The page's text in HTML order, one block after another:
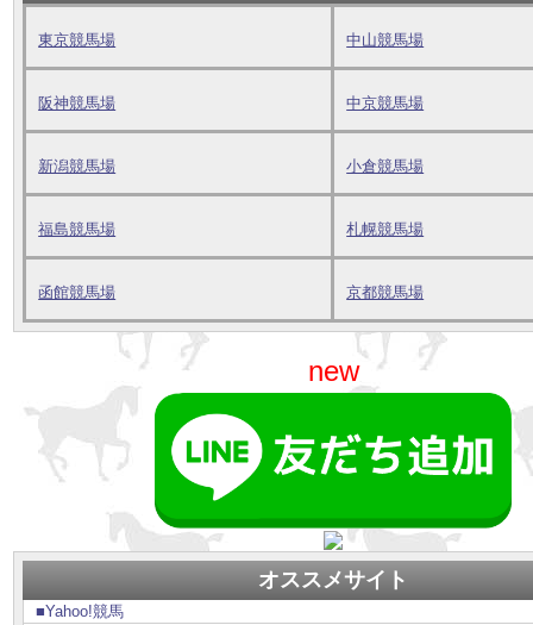
東京競馬場 中山競馬場
阪神競馬場 中京競馬場
新潟競馬場 小倉競馬場
福島競馬場 札幌競馬場
函館競馬場 京都競馬場
new
オススメサイト
■Yahoo!競馬